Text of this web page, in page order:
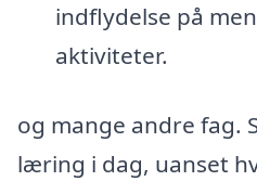
indflydelse på
aktiviteter.
og mange andre fag.
læring i dag, uanset